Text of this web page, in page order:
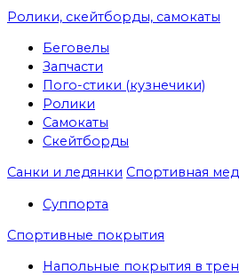
Ролики, скейтборды, самокаты
Беговелы
Запчасти
Пого-стики (кузнечики)
Ролики
Самокаты
Скейтборды
Санки и ледянки Спортивная
Суппорта
Спортивные покрытия
Напольные покрытия в